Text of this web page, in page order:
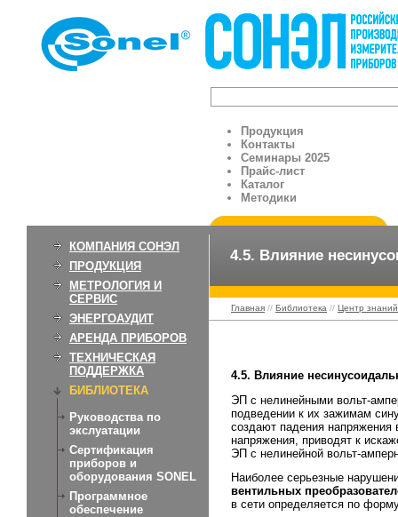
Продукция
Контакты
Семинары 2025
Прайс-лист
Каталог
Методики
КОМПАНИЯ СОНЭЛ
ПРОДУКЦИЯ
МЕТРОЛОГИЯ И
СЕРВИС
ЭНЕРГОАУДИТ
АРЕНДА ПРИБОРОВ
ТЕХНИЧЕСКАЯ
ПОДДЕРЖКА
БИБЛИОТЕКА
Руководства по
экслуатации
Сертификация
приборов и
оборудования SONEL
Программное
обеспечение
4.5. Влияние
Главная // Библиотека // Центр знаний
4.5. Влияние
ЭП с нелинейными вольт-
подведении к их зажимам
создают падения напряжения
напряжения, приводят к
ЭП с нелинейной вольт-
Наиболее серьезные
вентильных
в сети определяется по